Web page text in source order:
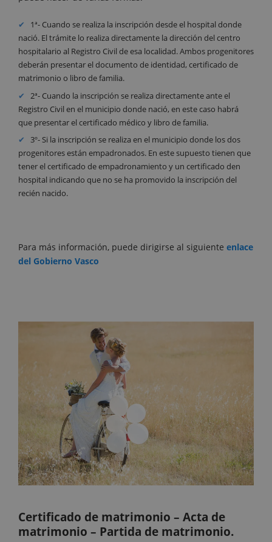
1ª- Cuando se realiza la inscripción desde el hospital donde
nació. El trámite lo realiza directamente la dirección del centro
hospitalario al Registro Civil de esa localidad. Ambos progenitores
deberán presentar el documento de identidad, certificado de
matrimonio o libro de familia.
2ª- Cuando la inscripción se realiza directamente ante el
Registro Civil en el municipio donde nació, en este caso habrá
que presentar el certificado médico y libro de familia.
3º- Si la inscripción se realiza en el municipio donde los dos
progenitores están empadronados. En este supuesto tienen que
tener el certificado de empadronamiento y un certificado den
hospital indicando que no se ha promovido la inscripción del
recién nacido.
Para más información, puede dirigirse al siguiente enlace
del Gobierno Vasco
Certificado de matrimonio – Acta de
matrimonio – Partida de matrimonio.